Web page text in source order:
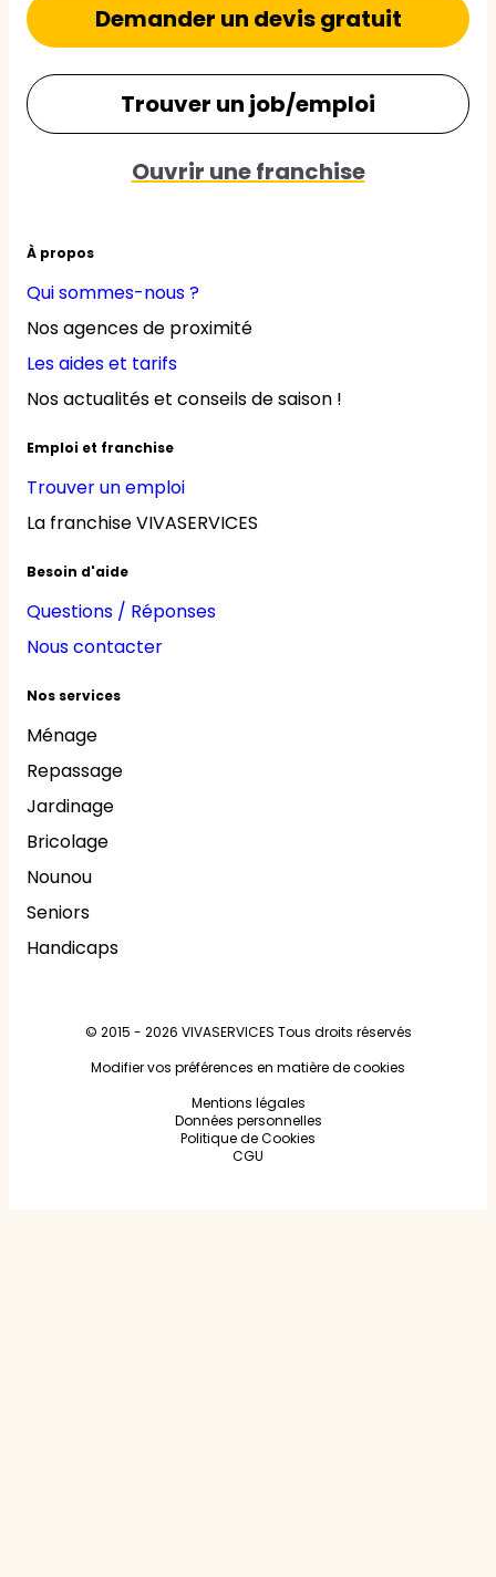
À propos
Qui sommes-nous ?
Nos agences de proximité
Les aides et tarifs
Nos actualités et conseils de saison !
Emploi et franchise
Trouver un emploi
La franchise VIVASERVICES
Besoin d'aide
Questions / Réponses
Nous contacter
Nos services
Ménage
Repassage
Jardinage
Bricolage
Nounou
Seniors
Handicaps
Demander un devis gratuit
Trouver un job/emploi
Ouvrir une franchise
© 2015 - 2026 VIVASERVICES Tous droits réservés
Modifier vos préférences en matière de cookies
Mentions légales
Données personnelles
Politique de Cookies
CGU